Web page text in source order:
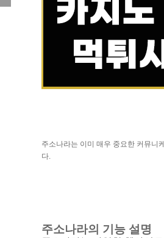
주소나라는 이미 매우 중요한 커뮤니
다.
주소나라의 기능 설명